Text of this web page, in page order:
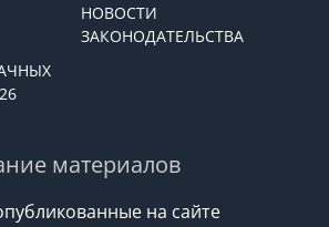
НОВОСТИ
ЗАКОНОДАТЕЛЬСТВА
материалов
на сайте